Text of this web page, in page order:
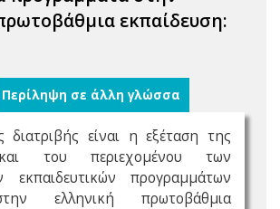
εκπαίδευση:
Περίληψη σε άλλη γλώσσα
διατριβής είναι η εξέταση της
του περιεχομένου των
εκπαιδευτικών προγραμμάτων
ελληνική πρωτοβάθμια